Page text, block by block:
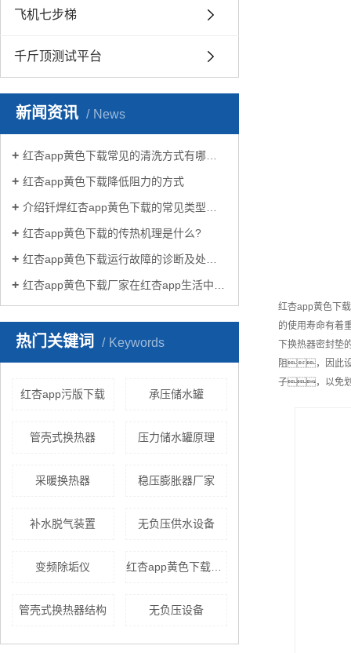
飞机七步梯
千斤顶测试平台
新闻资讯 News
红杏app黄色下载常见的清洗方式有哪些？
红杏app黄色下载降低阻力的方式
介绍钎焊红杏app黄色下载的常见类型有哪些
红杏app黄色下载的传热机理是什么?
红杏app黄色下载运行故障的诊断及处理方法
红杏app黄色下载厂家在红杏app生活中有哪些作用？
热门关键词 Keywords
红杏app污版下载 承压储水罐
管壳式换热器 压力储水罐原理
采暖换热器 稳压膨胀器厂家
补水脱气装置 无负压供水设备
变频除垢仪 红杏app黄色下载换热
管壳式换热器结构 无负压设备
红杏app黄色下
的使用寿命有
下换热器密封
阻，因此设
子，以免